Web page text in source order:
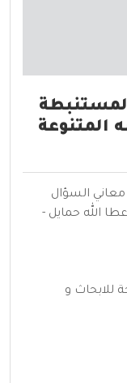
المتنوعة
معاني السؤال
الله حمايل -
للابحاث و